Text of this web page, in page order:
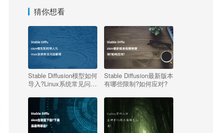
猜你想看
Stable Diffusion模型如何
导入?Linux系统常见问题
Stable Diffusion最新版本
有哪些限制?如何应对?